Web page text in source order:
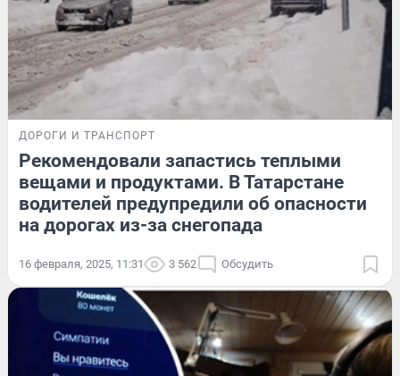
ДОРОГИ И ТРАНСПОРТ
Рекомендовали запастись теплыми
вещами и продуктами. В Татарстане
водителей предупредили об опасности
на дорогах из-за снегопада
16 февраля, 2025, 11:31 3 562 Обсудить